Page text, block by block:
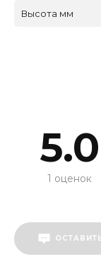
Высота мм
5.0
1 оценок